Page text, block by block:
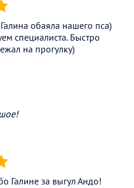
обаяла нашего пса)
специалиста. Быстро
на прогулку)
Галине за выгул Андо!